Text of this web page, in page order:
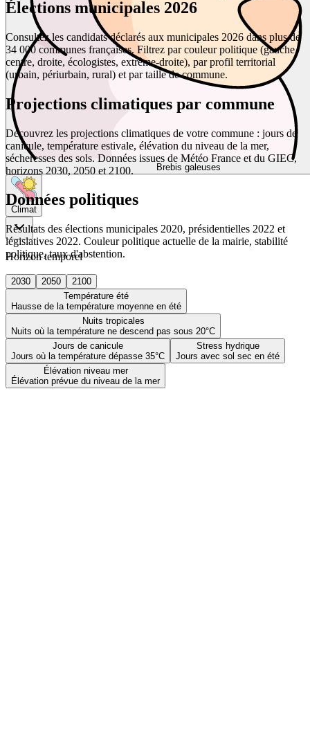
Brebis galeuses
Climat
Horizon temporel
2030 2050
2100
Température été
Hausse de la température moyenne en été
Nuits tropicales
Nuits où la température ne descend pas sous 20°C
Jours de canicule
Jours où la température dépasse 35°C
Stress hydrique
Jours avec sol sec en été
Élévation niveau mer
Élévation prévue du niveau de la mer
Élections municipales 2026
Consultez les candidats déclarés aux municipales 2026 dans plus de
34 000 communes françaises. Filtrez par couleur politique (gauche,
centre, droite, écologistes, extrême-droite), par profil territorial
(urbain, périurbain, rural) et par taille de commune.
Projections climatiques par commune
Découvrez les projections climatiques de votre commune : jours de
canicule, température estivale, élévation du niveau de la mer,
sécheresses des sols. Données issues de Météo France et du GIEC,
horizons 2030, 2050 et 2100.
Données politiques
Résultats des élections municipales 2020, présidentielles 2022 et
législatives 2022. Couleur politique actuelle de la mairie, stabilité
politique, taux d'abstention.